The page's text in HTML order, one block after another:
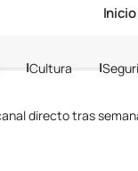
Inicio
Cultura
directo tras